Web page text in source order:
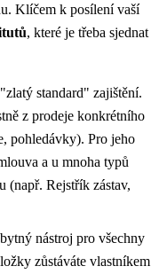
Klíčem k posílení vaší
, které je třeba sjednat
standard" zajištění.
z prodeje konkrétního
pohledávky). Pro jeho
a u mnoha typů
(např. Rejstřík zástav,
nástroj pro všechny
zůstáváte vlastníkem